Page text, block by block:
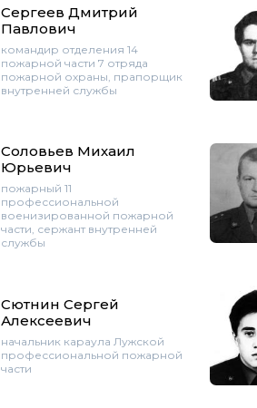
Сергеев Дмитрий
Павлович
командир отделения 14
пожарной части 7 отряда
пожарной охраны, прапорщик
внутренней службы
Соловьев Михаил
Юрьевич
пожарный 11
профессиональной
военизированной пожарной
части, сержант внутренней
службы
Сютнин Сергей
Алексеевич
начальник караула Лужской
профессиональной пожарной
части